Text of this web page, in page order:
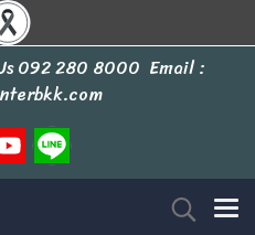
092 280 8000 Email :